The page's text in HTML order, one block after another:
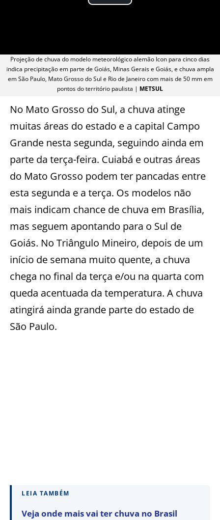
Projeção de chuva do modelo meteorológico alemão Icon para cinco dias
indica precipitação em parte de Goiás, Minas Gerais e Goiás, e chuva ampla
em São Paulo, Mato Grosso do Sul e Rio de Janeiro com mais de 50 mm em
pontos do território paulista | METSUL
No Mato Grosso do Sul, a chuva atinge
muitas áreas do estado e a capital Campo
Grande nesta segunda, seguindo ainda em
parte da terça-feira. Cuiabá e outras áreas
do Mato Grosso podem ter pancadas entre
esta segunda e a terça. Os modelos não
mais indicam chance de chuva em Brasília,
mas seguem apontando para o Sul de
Goiás. No Triângulo Mineiro, depois de um
início de semana muito quente, a chuva
chega no final da terça e/ou na quarta com
queda acentuada da temperatura. A chuva
atingirá ainda grande parte do estado de
São Paulo.
LEIA TAMBÉM
Veja onde mais vai ter chuva no Brasil